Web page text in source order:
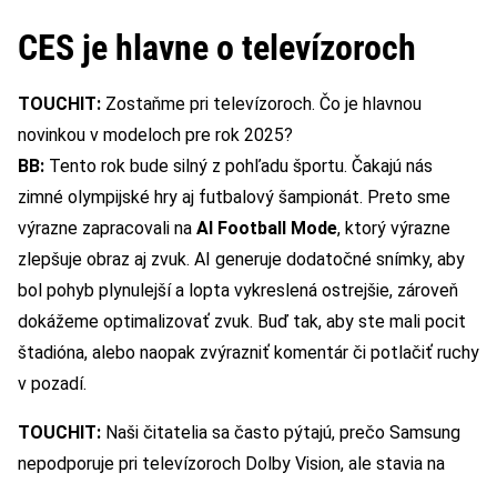
CES je hlavne o televízoroch
TOUCHIT: Zostaňme pri televízoroch. Čo je hlavnou
novinkou v modeloch pre rok 2025?
BB: Tento rok bude silný z pohľadu športu. Čakajú nás
zimné olympijské hry aj futbalový šampionát. Preto sme
výrazne zapracovali na AI Football Mode, ktorý výrazne
zlepšuje obraz aj zvuk. AI generuje dodatočné snímky, aby
bol pohyb plynulejší a lopta vykreslená ostrejšie, zároveň
dokážeme optimalizovať zvuk. Buď tak, aby ste mali pocit
štadióna, alebo naopak zvýrazniť komentár či potlačiť ruchy
v pozadí.
TOUCHIT: Naši čitatelia sa často pýtajú, prečo Samsung
nepodporuje pri televízoroch Dolby Vision, ale stavia na